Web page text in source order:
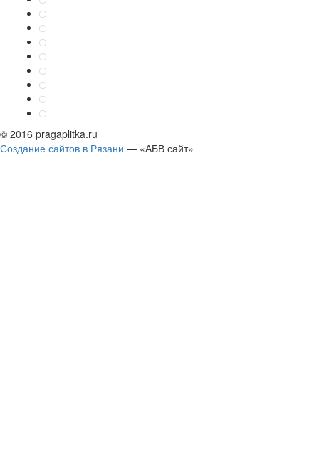
© 2016 pragaplitka.ru
Создание сайтов в Рязани — «АБВ сайт»